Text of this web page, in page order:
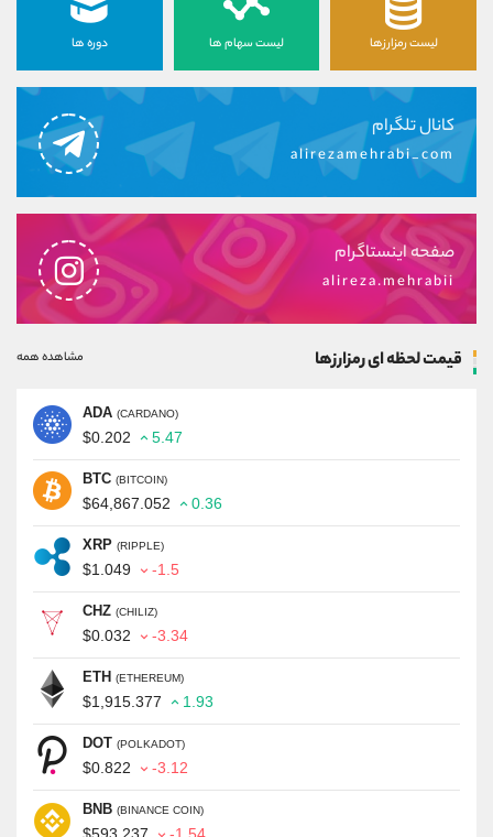
لیست رمزارزها لیست سهام ها دوره ها
کانال تلگرام
alirezamehrabi_com
صفحه اینستاگرام
alireza.mehrabii
قیمت لحظه ای رمزارزها مشاهده همه
ADA (CARDANO)
$0.202 5.47
BTC (BITCOIN)
$64,867.052 0.36
XRP (RIPPLE)
$1.049 -1.5
CHZ (CHILIZ)
$0.032 -3.34
ETH (ETHEREUM)
$1,915.377 1.93
DOT (POLKADOT)
$0.822 -3.12
BNB (BINANCE COIN)